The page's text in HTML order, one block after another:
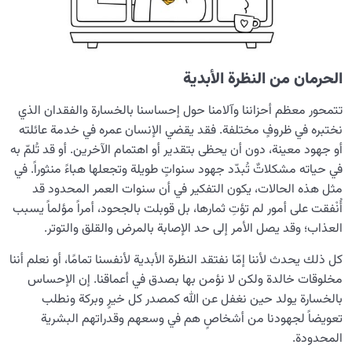
الحياة الدنيوية في مصيرنا الأبدي؟
ما أسباب تولّد الشك؟ وكيف يُهدِّدنا الشك في الطريق نحو
من هو المحبوب الحقيقي للإنسان؟ ولماذا هو وحده من
يحقّق سكينة القلب؟
ما هو ضَغط القبر ولماذا يُطرح كإنذار لإصلاح النفس؟
ما هي صيغة اكتساب الاسم؟ وكيف يمكننا من خلال عباداتنا
أن نبلغ أسماء الله؟
التضاد: ميدان النمو؛ كيف ولماذا يشكّل التضاد مساراً للتطور؟
کیفیة الانتقال إلى الآخرة؛ كيف نُحسن الاستعداد لها؟
من الخيال إلى سلامة القلب
الحرمان من النظرة الأبدية
تتمحور معظم أحزاننا وآلامنا حول إحساسنا بالخسارة والفقدان الذي
نختبره في ظروفٍ مختلفة. فقد يقضي الإنسان عمره في خدمة عائلته
أو جهود معينة، دون أن يحظى بتقدير أو اهتمام الآخرين. أو قد تُلمّ به
في حياته مشكلاتٌ تُبدّد جهود سنواتٍ طويلة وتجعلها هباءً منثوراً. في
مثل هذه الحالات، يكون التفكير في أن سنوات العمر المحدود قد
أُنْفقت على أمور لم تؤتِ ثمارها، بل قوبلت بالجحود، أمراً مؤلماً يسبب
العذاب؛ وقد يصل الأمر إلى حد الإصابة بالمرض والقلق والتوتر.
كل ذلك يحدث لأننا إمّا نفتقد النظرة الأبدية لأنفسنا تمامًا، أو نعلم أننا
مخلوقات خالدة ولكن لا نؤمن بها بصدق في أعماقنا. إن الإحساس
بالخسارة يولد حين نغفل عن الله كمصدر كل خيرٍ وبركة ونطلب
تعويضاً لجهودنا من أشخاصٍ هم في وسعهم وقدراتهم البشرية
المحدودة.